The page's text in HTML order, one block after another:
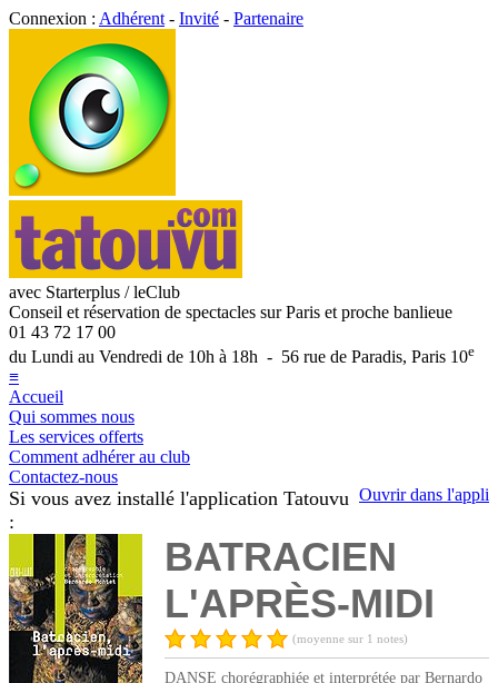
Connexion : Adhérent - Invité - Partenaire
avec Starterplus / leClub
Conseil et réservation de spectacles sur Paris et proche banlieue
01 43 72 17 00
du Lundi au Vendredi de 10h à 18h - 56 rue de Paradis, Paris 10e
≡
Accueil
Qui sommes nous
Les services offerts
Comment adhérer au club
Contactez-nous
Ouvrir dans l'appli
Si vous avez installé l'application Tatouvu
:
BATRACIEN
L'APRÈS-MIDI
(moyenne sur 1 notes)
DANSE chorégraphiée et interprétée par Bernardo